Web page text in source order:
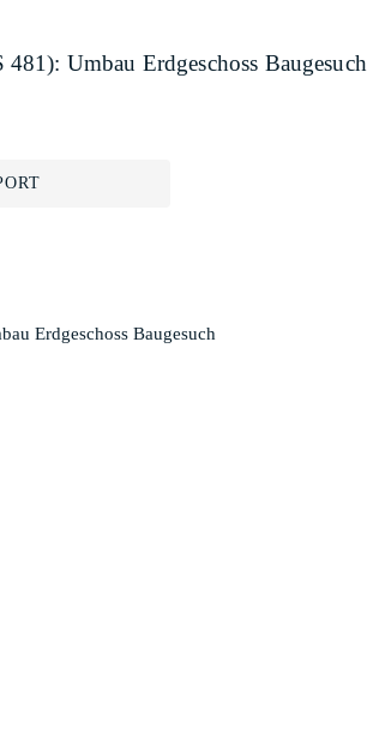
481): Umbau Erdgeschoss Baugesuch
Erdgeschoss Baugesuch